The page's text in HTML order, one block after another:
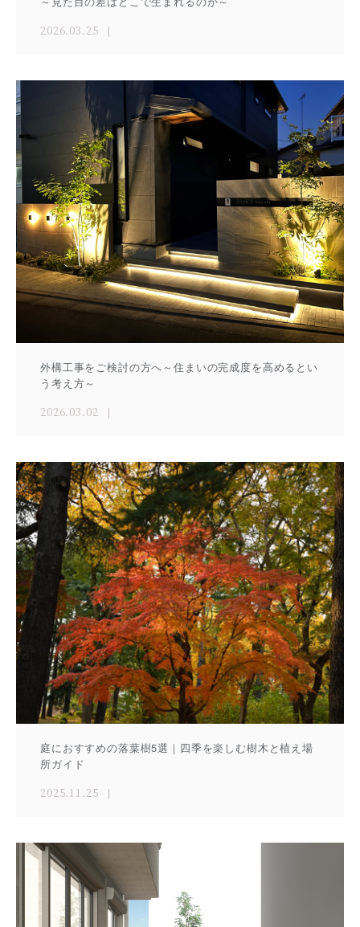
2026.03.25
外構工事をご検討の方へ～住まいの完成度を高めるとい
う考え方～
2026.03.02
庭におすすめの落葉樹5選｜四季を楽しむ樹木と植え場
所ガイド
2025.11.25